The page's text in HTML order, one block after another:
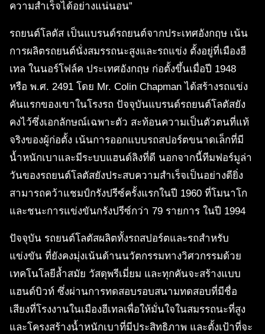
ความสำเร็จได้อย่างแน่นอน”
รถยนต์โลตัส เป็นแบรนด์รถยนต์จากประเทศอังกฤษ เน้น
การผลิตรถยนต์นั่งสมรรถนะสูงและรถแข่ง ตั้งอยู่ที่เมืองฮี
เทล ในนอร์โฟล์ค ประเทศอังกฤษ ก่อตั้งขึ้นเมื่อปี 1948
หรือ พ.ศ. 2491 โดย Mr. Colin Chapman ได้สร้างรถแข่ง
คันแรกของเขาในโรงรถ ปัจจุบันแบรนด์รถยนต์โลตัสยัง
คงไว้ซึ่งเอกลักษณ์เฉพาะตัว สะท้อนความเป็นตัวตนที่แท้
จริงของผู้ก่อตั้ง เน้นการออกแบบรถสปอร์ตขนาดเล็กที่มี
น้ำหนักเบาและมีระบบแฮนด์ลิงที่ดี นอกจากนี้ทีมฟอร์มูล่า
วันของรถยนต์โลตัสยังประสบความสำเร็จเป็นอย่างดียิ่ง
สามารถคว้าแชมป์กรังปรีซ์ครั้งแรกในปี 1960 ที่โมนาโก
และชนะการแข่งขันกรังปรีซ์กว่า 79 รายการ ในปี 1994
ปัจจุบัน รถยนต์โลตัสผลิตทั้งรถสปอร์ตและรถสำหรับ
แข่งขัน ที่ยังคงมุ่งเน้นด้านนวัตกรรมทางวิศวกรรมด้วย
เทคโนโลยีล้ำสมัย วัสดุพรีเมี่ยม และทุกคันจะสร้างแบบ
แฮนด์บิวท์ ซึ่งผ่านการทดสอบรอบสนามทดสอบที่มีชื่อ
เสียงที่โรงงานในเมืองฮีเทลเพื่อให้มั่นใจในสมรรถนะที่สูง
และโครงสร้างน้ำหนักเบาที่มีประสิทธิภาพ และตั้งเป้าที่จะ